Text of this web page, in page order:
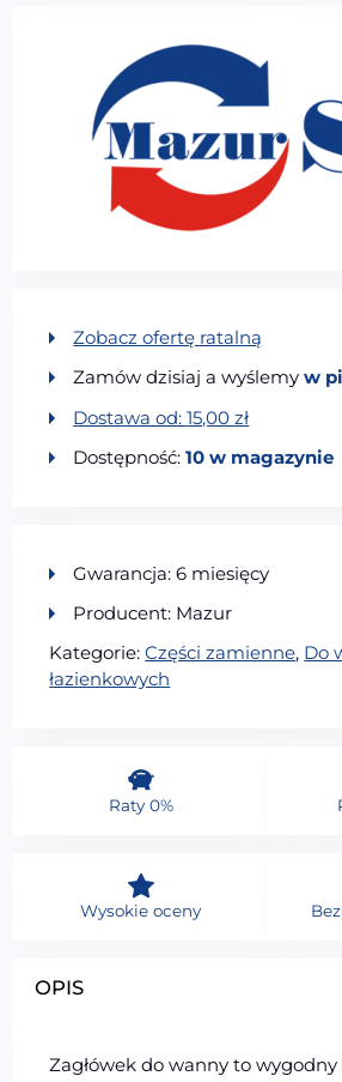
OPIS
Zagłówek do wanny to wygodny
Zobacz ofertę ratalną
Zamów dzisiaj a wyślemyw
Dostawa od:15,00zł
Dostępność:10 w magazynie
Gwarancja: 6 miesięcy
Producent: Mazur
Kategorie:Części zamienne, Do
łazienkowych
Raty 0%
Wysokie oceny